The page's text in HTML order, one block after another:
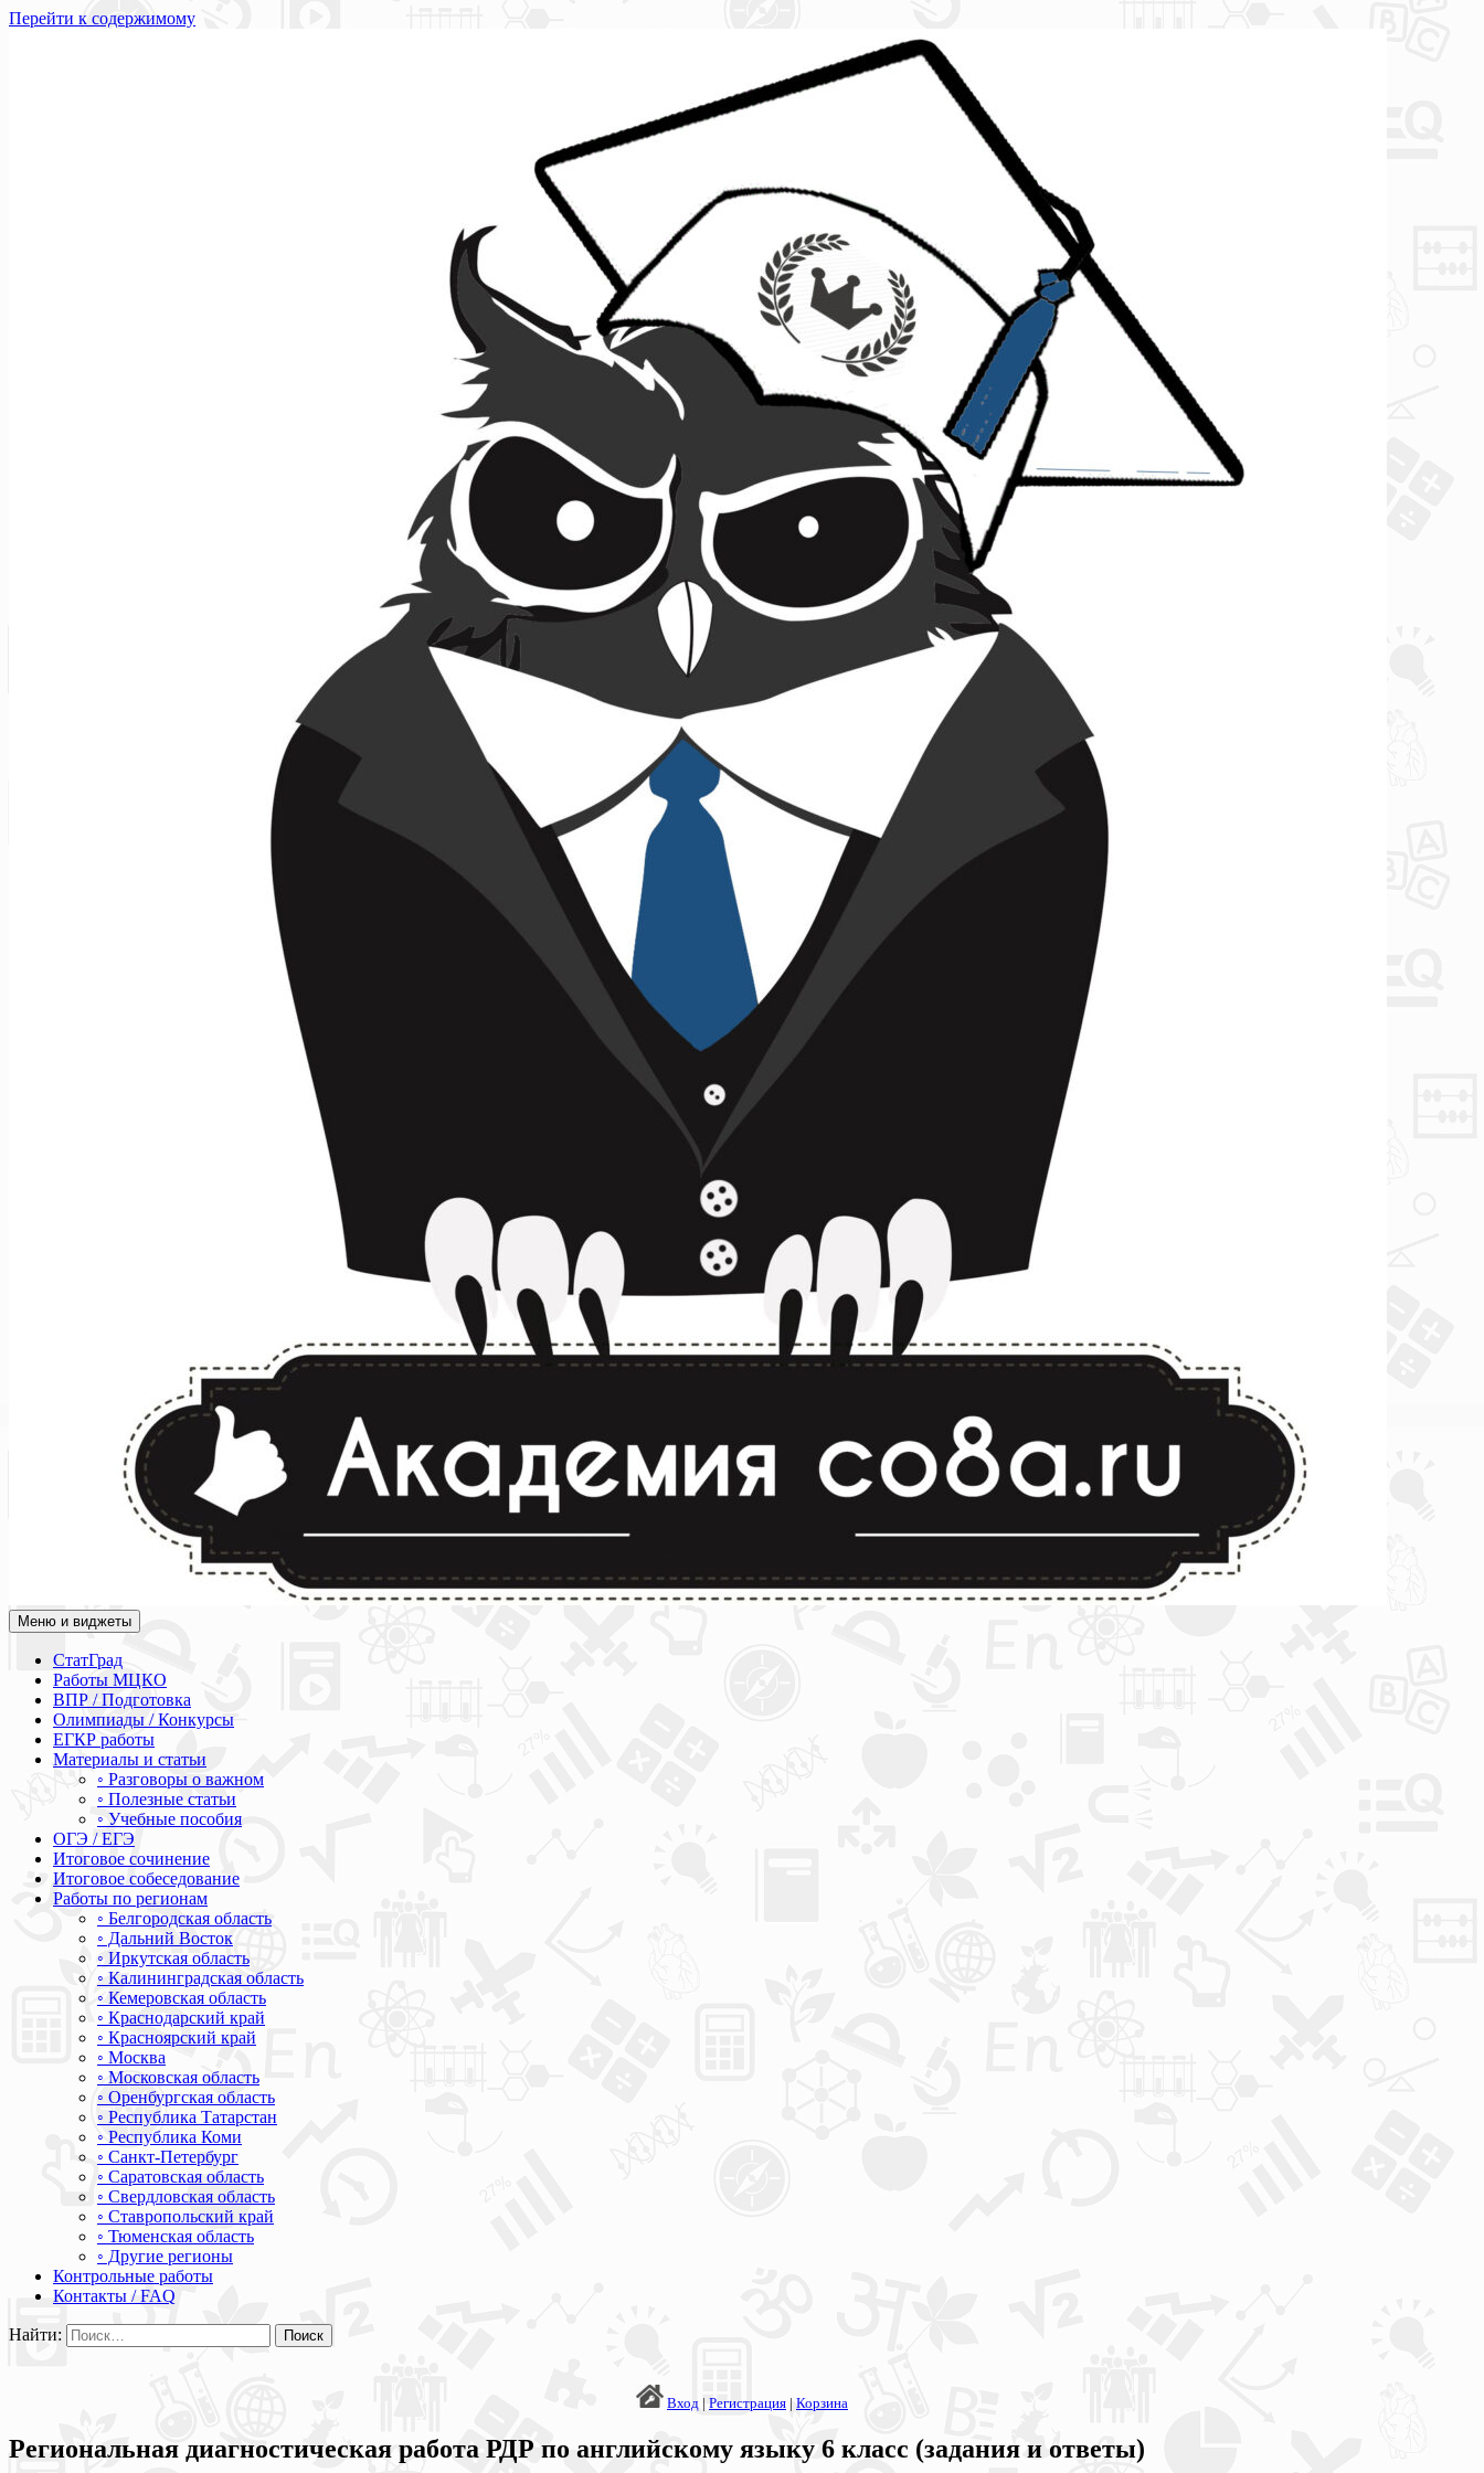
Перейти к содержимому
Академия СОВА
Подготовка к ЕГЭ, ОГЭ, ВПР, МЦКО, СтатГрад, КДР, ВОШ, олимпиады и конкурсы
Меню и виджеты
СтатГрад
Работы МЦКО
ВПР / Подготовка
Олимпиады / Конкурсы
ЕГКР работы
Материалы и статьи
◦ Разговоры о важном
◦ Полезные статьи
◦ Учебные пособия
ОГЭ / ЕГЭ
Итоговое сочинение
Итоговое собеседование
Работы по регионам
◦ Белгородская область
◦ Дальний Восток
◦ Иркутская область
◦ Калининградская область
◦ Кемеровская область
◦ Краснодарский край
◦ Красноярский край
◦ Москва
◦ Московская область
◦ Оренбургская область
◦ Республика Татарстан
◦ Республика Коми
◦ Санкт-Петербург
◦ Саратовская область
◦ Свердловская область
◦ Ставропольский край
◦ Тюменская область
◦ Другие регионы
Контрольные работы
Контакты / FAQ
Найти:
Вход | Регистрация | Корзина
Региональная диагностическая работа РДР по английскому языку 6 класс (задания и ответы)